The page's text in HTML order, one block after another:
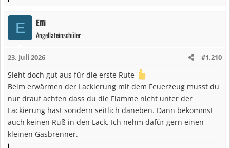
a
k
o
n
:
E Effi
Angellateinschüler
23. Juli 2026 #1.210
Sieht doch gut aus für die erste Rute
Beim erwärmen der Lackierung mit dem Feuerzeug musst du
nur drauf achten dass du die Flamme nicht unter der
Lackierung hast sondern seitlich daneben. Dann bekommst
auch keinen Ruß in den Lack. Ich nehm dafür gern einen
kleinen Gasbrenner.